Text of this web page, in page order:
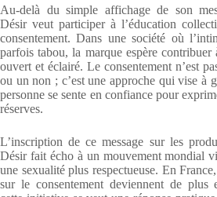
Au-delà du simple affichage de son
Désir veut participer à l’éducation
consentement. Dans une société où
parfois tabou, la marque espère
ouvert et éclairé. Le consentement n’est
ou un non ; c’est une approche qui vise à
personne se sente en confiance pour
réserves.
L’inscription de ce message sur les
Désir fait écho à un mouvement mondial
une sexualité plus respectueuse. En
sur le consentement deviennent de plus